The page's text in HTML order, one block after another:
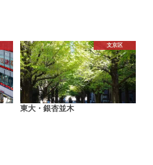
文京区
東大・銀杏並木